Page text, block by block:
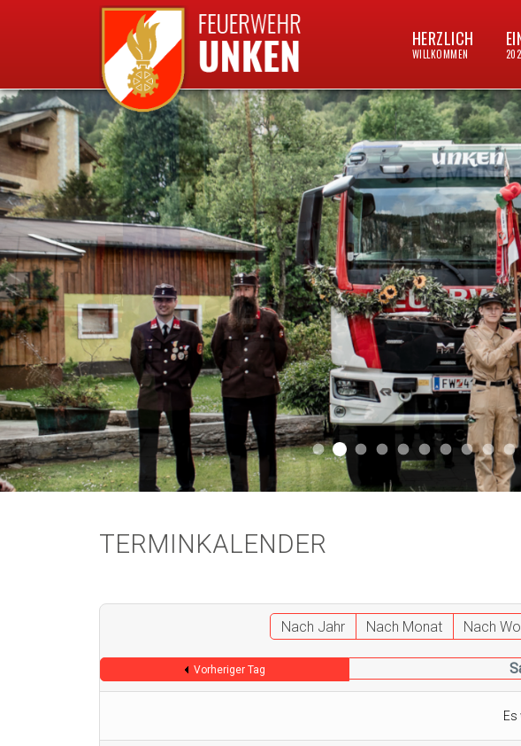
HERZLICH
WILLKOMMEN
Aktuell 046Aktuell 047
Start 011Aktuell 044
Aktuell 043
Aktuell 041
Aktuell 042
Aktuell
TERMINKALENDER
Nach Jahr Nach Monat Nach
Vorheriger Tag
Es